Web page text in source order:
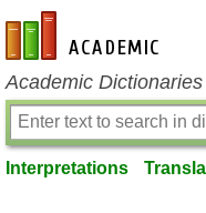
en-academic.com
Academic
Interpretations